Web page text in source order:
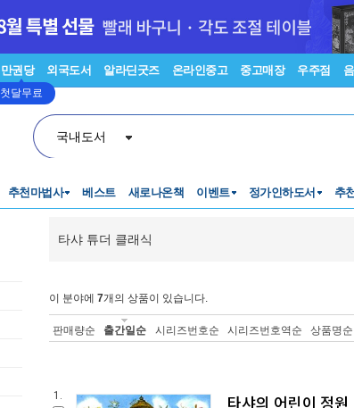
만권당
첫달무료
외국도서 알라딘굿즈 온라인중고 중고매장 우주점
국내도서
추천마법사 베스트 새로나온책 이벤트 정가인하도서 추
타샤 튜더 클래식
이 분야에 7개의 상품이 있습니다.
판매량순 출간일순 시리즈번호순 시리즈번호역순 상품명순
1. 타샤의 어린이 정원